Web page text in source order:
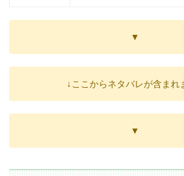
▼
↓ここからネタバレが含まれ
▼